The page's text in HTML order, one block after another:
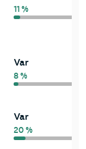
11 %
Var
8 %
Var
20 %